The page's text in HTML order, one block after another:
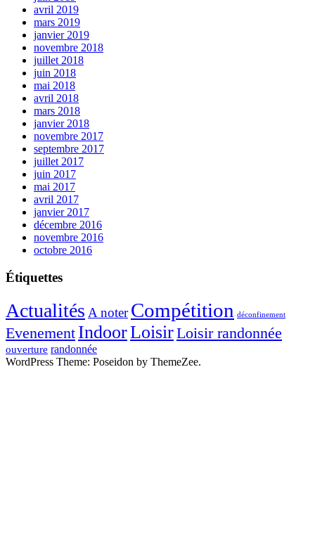
avril 2019
mars 2019
janvier 2019
novembre 2018
juillet 2018
juin 2018
mai 2018
avril 2018
mars 2018
janvier 2018
novembre 2017
septembre 2017
juillet 2017
juin 2017
mai 2017
avril 2017
janvier 2017
décembre 2016
novembre 2016
octobre 2016
Étiquettes
Actualités A noter Compétition déconfinement
Evenement IndoorLoisirLoisir randonnée
ouverture randonnée
WordPress Theme: Poseidon by ThemeZee.